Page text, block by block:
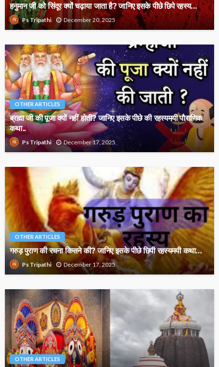
हनुमान जी को सिंदूर क्यों चढ़ाया जाता है? जानिए इसके पीछे छिपे रहस्य…
Ps Tripathi December 20, 2025
OTHER ARTICLES
ब्रह्मा जी की पूजा क्यों नहीं होती? जानिए इसके पीछे की रहस्यमयी पौराणिक
कथा..
Ps Tripathi December 17, 2025
OTHER ARTICLES
गरुड़ पुराण की रचना किसने की? जानिए इसके पीछे छिपी रहस्यमयी कथा…
Ps Tripathi December 17, 2025
OTHER ARTICLES